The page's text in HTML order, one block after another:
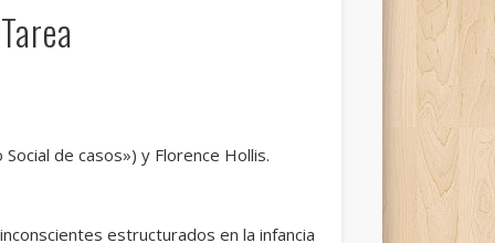
de casos») y Florence Hollis.
estructurados en la infancia